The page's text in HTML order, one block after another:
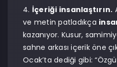
İçeriği insanlaştırın.
ve metin patladıkça
kazanıyor. Kusur,
sahne arkası içerik öne
Ocak’ta dediği gibi: